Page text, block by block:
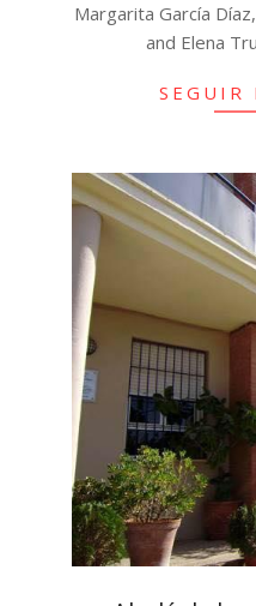
Margarita García
and Elena
SEGUIR